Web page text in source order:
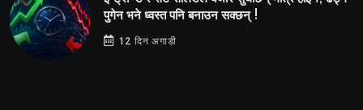
पुगेन भने ध्वस्त पनि बनाउन सक्छन् !
12 दिन अगाडी